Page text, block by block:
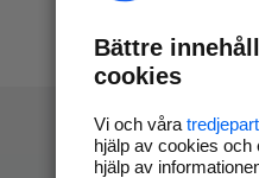
Bättre
cookies
Vi och våra
hjälp av cookies och
hjälp av